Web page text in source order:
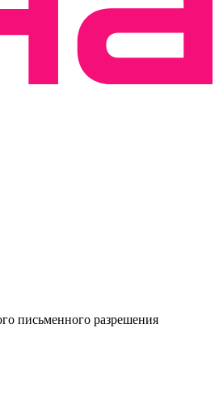
письменного разрешения